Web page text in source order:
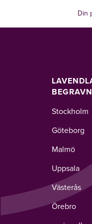
Din
Stockholm
Göteborg
Malmö
Uppsala
Västerås
Örebro